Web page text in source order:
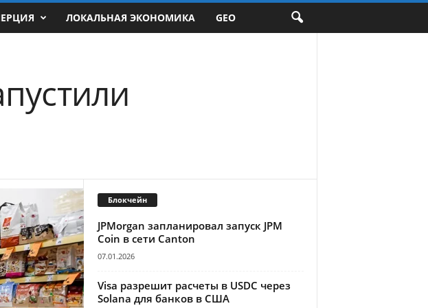
ЛОКАЛЬНАЯ ЭКОНОМИКА GEO
Блокчейн
JPMorgan запланировал запуск JPM
Coin в сети Canton
07.01.2026
Visa разрешит расчеты в USDC через
Solana для банков в США